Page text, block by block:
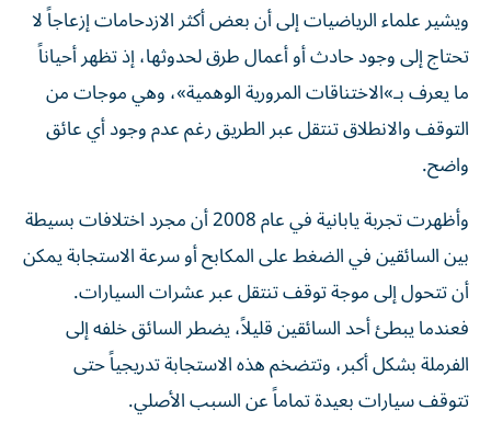
ويشير علماء الرياضيات إلى أن بعض أكثر الازدحامات إزعاجاً لا
تحتاج إلى وجود حادث أو أعمال طرق لحدوثها، إذ تظهر أحياناً
ما يعرف بـ»الاختناقات المرورية الوهمية»، وهي موجات من
التوقف والانطلاق تنتقل عبر الطريق رغم عدم وجود أي عائق
واضح.
وأظهرت تجربة يابانية في عام 2008 أن مجرد اختلافات بسيطة
بين السائقين في الضغط على المكابح أو سرعة الاستجابة يمكن
أن تتحول إلى موجة توقف تنتقل عبر عشرات السيارات.
فعندما يبطئ أحد السائقين قليلاً، يضطر السائق خلفه إلى
الفرملة بشكل أكبر، وتتضخم هذه الاستجابة تدريجياً حتى
تتوقف سيارات بعيدة تماماً عن السبب الأصلي.